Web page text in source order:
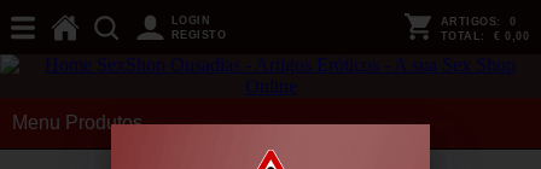
LOGIN
REGISTO
ARTIGOS: 0
TOTAL: € 0,00
Menu Produtos